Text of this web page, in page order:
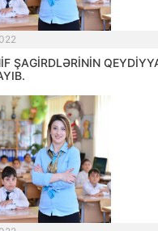
ŞAGİRDLƏRİNİN